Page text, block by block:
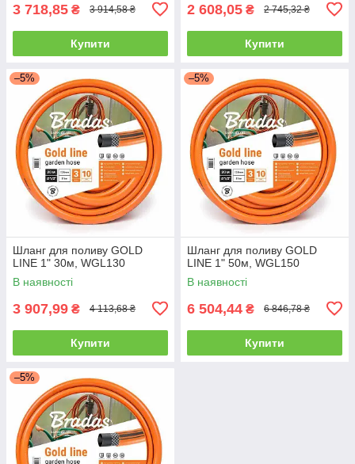
3 718,85 ₴ 3 914,58 ₴
Купити
2 608,05 ₴ 2 745,32 ₴
Купити
–5%
Шланг для поливу GOLD
LINE 1" 30м, WGL130
В наявності
3 907,99 ₴ 4 113,68 ₴
Купити
–5%
Шланг для поливу GOLD
LINE 1" 50м, WGL150
В наявності
6 504,44 ₴ 6 846,78 ₴
Купити
–5%